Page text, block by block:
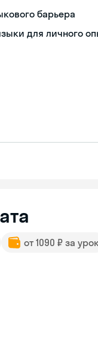
барьера
для личного
от 1090 ₽ за